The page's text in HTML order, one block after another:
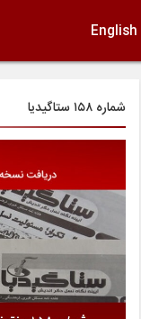
English
شماره ۱۵۸ ستاگیدیا